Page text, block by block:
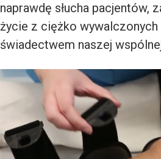
naprawdę słucha pacjentów,
życie z ciężko
świadectwem naszej